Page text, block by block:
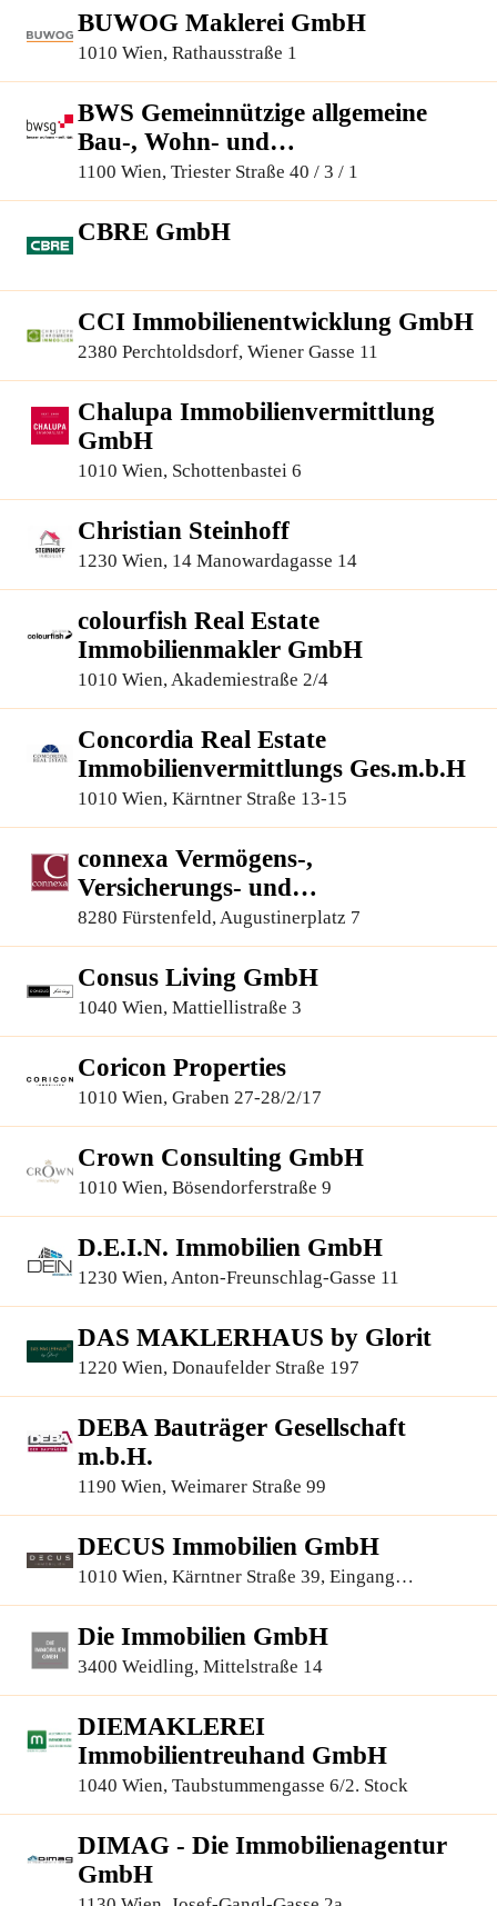
BUWOG Maklerei GmbH
1010 Wien, Rathausstraße 1
BWS Gemeinnützige allgemeine
Bau-, Wohn- und
Siedlungsgenossenschaft registrierte
Genossenschaft mit beschränkter
Haftung
1100 Wien, Triester Straße 40 / 3 / 1
CBRE GmbH
CCI Immobilienentwicklung GmbH
2380 Perchtoldsdorf, Wiener Gasse 11
Chalupa Immobilienvermittlung
GmbH
1010 Wien, Schottenbastei 6
Christian Steinhoff
1230 Wien, 14 Manowardagasse 14
colourfish Real Estate
Immobilienmakler GmbH
1010 Wien, Akademiestraße 2/4
Concordia Real Estate
Immobilienvermittlungs Ges.m.b.H
1010 Wien, Kärntner Straße 13-15
connexa Vermögens-,
Versicherungs- und
Finanzierungsberatung GmbH
8280 Fürstenfeld, Augustinerplatz 7
Consus Living GmbH
1040 Wien, Mattiellistraße 3
Coricon Properties
1010 Wien, Graben 27-28/2/17
Crown Consulting GmbH
1010 Wien, Bösendorferstraße 9
D.E.I.N. Immobilien GmbH
1230 Wien, Anton-Freunschlag-Gasse 11
DAS MAKLERHAUS by Glorit
1220 Wien, Donaufelder Straße 197
DEBA Bauträger Gesellschaft
m.b.H.
1190 Wien, Weimarer Straße 99
DECUS Immobilien GmbH
1010 Wien, Kärntner Straße 39, Eingang
Die Immobilien GmbH
3400 Weidling, Mittelstraße 14
DIEMAKLEREI
Immobilientreuhand GmbH
1040 Wien, Taubstummengasse 6/2. Stock
DIMAG - Die Immobilienagentur
GmbH